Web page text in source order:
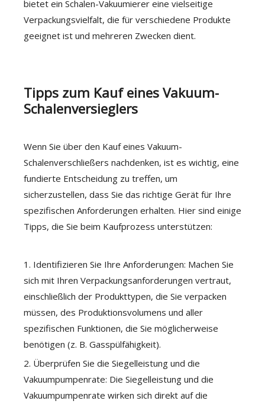
bietet ein Schalen-Vakuumierer eine vielseitige
Verpackungsvielfalt, die für verschiedene Produkte
geeignet ist und mehreren Zwecken dient.
Tipps zum Kauf eines Vakuum-
Schalenversieglers
Wenn Sie über den Kauf eines Vakuum-
Schalenverschließers nachdenken, ist es wichtig, eine
fundierte Entscheidung zu treffen, um
sicherzustellen, dass Sie das richtige Gerät für Ihre
spezifischen Anforderungen erhalten. Hier sind einige
Tipps, die Sie beim Kaufprozess unterstützen:
1. Identifizieren Sie Ihre Anforderungen: Machen Sie
sich mit Ihren Verpackungsanforderungen vertraut,
einschließlich der Produkttypen, die Sie verpacken
müssen, des Produktionsvolumens und aller
spezifischen Funktionen, die Sie möglicherweise
benötigen (z. B. Gasspülfähigkeit).
2. Überprüfen Sie die Siegelleistung und die
Vakuumpumpenrate: Die Siegelleistung und die
Vakuumpumpenrate wirken sich direkt auf die